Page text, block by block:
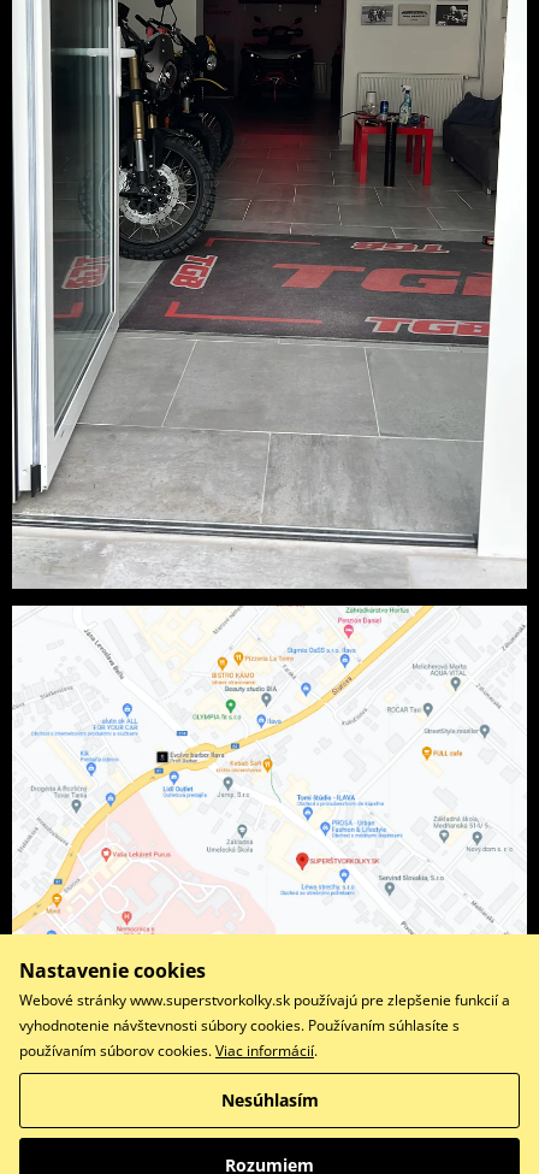
Facebook
Copyright © 2026 www.superstvorkolky.sk
Všetky práva vyhradené
Nastavenie cookies
Webové stránky www.superstvorkolky.sk používajú pre zlepšenie funkcií a
vyhodnotenie návštevnosti súbory cookies. Používaním súhlasíte s
používaním súborov cookies.Viac informácií.
Nesúhlasím
Rozumiem